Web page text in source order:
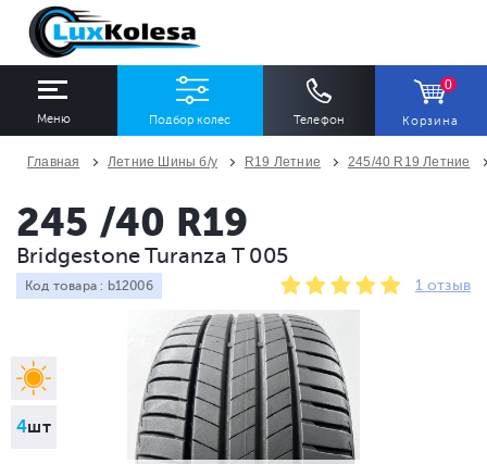
Меню Подбор колес Телефон
0
Корзина
Ширина
Все
Профиль
Все
Все
Количество
Все
Главная Летние Шины б/у R19 Летние 245/40 R19 Летние
4шт
245 /40 R19
Bridgestone Turanza T 005
Код товара : b12006 1 отзыв